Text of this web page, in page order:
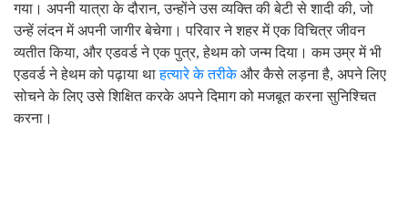
गया। अपनी यात्रा के दौरान, उन्होंने उस व्यक्ति की बेटी से शादी की, जो
उन्हें लंदन में अपनी जागीर बेचेगा। परिवार ने शहर में एक विचित्र जीवन
व्यतीत किया, और एडवर्ड ने एक पुत्र, हेथम को जन्म दिया। कम उम्र में भी
एडवर्ड ने हेथम को पढ़ाया थाहत्यारे के तरीकेऔर कैसे लड़ना है, अपने लिए
सोचने के लिए उसे शिक्षित करके अपने दिमाग को मजबूत करना सुनिश्चित
करना।